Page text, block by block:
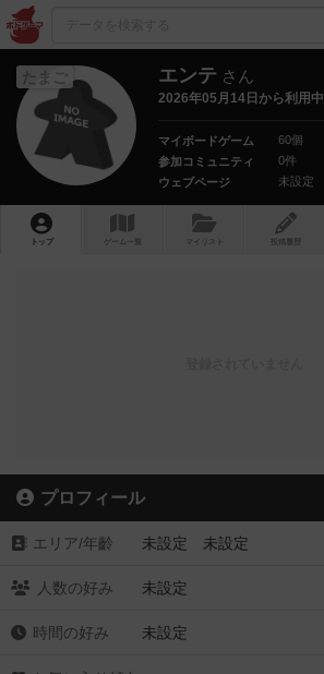
たまご エンテ さん
2026年05月14日から利用中
マイボードゲーム
60個
参加コミュニティ
0件
ウェブページ
未設定
トップ ゲーム一覧 マイリスト 投稿履歴
プロフィール
エリア/年齡 未設定 未設定
人数の好み 未設定
時間の好み 未設定